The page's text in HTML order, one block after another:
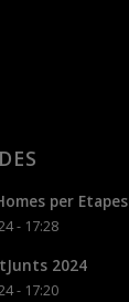
per Etapes
- 17:28
2024
- 17:20